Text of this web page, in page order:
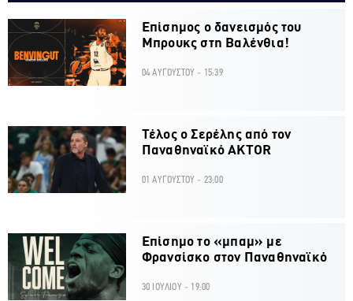
Επίσημος ο δανεισμός του
Μπρουκς στη Βαλένθια!
04 ΑΥΓΟΥΣΤΟΥ - 15:39
Τέλος ο Σερέλης από τον
Παναθηναϊκό AKTOR
01 ΑΥΓΟΥΣΤΟΥ - 23:00
Επίσημο το «μπαμ» με
Φρανσίσκο στον Παναθηναϊκό
30 ΙΟΥΛΙΟΥ - 19:00